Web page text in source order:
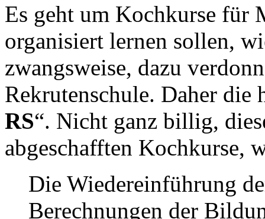
Es geht um Kochkurse für
organisiert lernen sollen,
zwangsweise, dazu
Rekrutenschule. Daher die
RS“. Nicht ganz billig,
abgeschafften Kochkurse,
Die Wiedereinführung
Berechnungen der